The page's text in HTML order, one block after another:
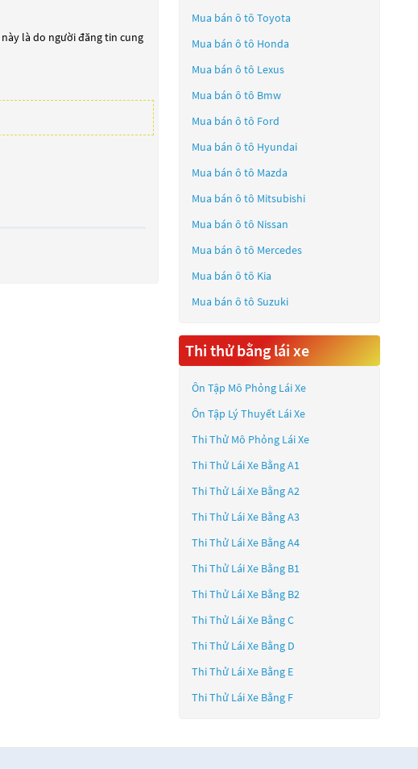
là do người đăng tin cung
Mua bán ô tô Toyota
Mua bán ô tô Honda
Mua bán ô tô Lexus
Mua bán ô tô Bmw
Mua bán ô tô Ford
Mua bán ô tô Hyundai
Mua bán ô tô Mazda
Mua bán ô tô Mitsubishi
Mua bán ô tô Nissan
Mua bán ô tô Mercedes
Mua bán ô tô Kia
Mua bán ô tô Suzuki
Thi thử bằng lái xe
Ôn Tập Mô Phỏng Lái Xe
Ôn Tập Lý Thuyết Lái Xe
Thi Thử Mô Phỏng Lái Xe
Thi Thử Lái Xe Bằng A1
Thi Thử Lái Xe Bằng A2
Thi Thử Lái Xe Bằng A3
Thi Thử Lái Xe Bằng A4
Thi Thử Lái Xe Bằng B1
Thi Thử Lái Xe Bằng B2
Thi Thử Lái Xe Bằng C
Thi Thử Lái Xe Bằng D
Thi Thử Lái Xe Bằng E
Thi Thử Lái Xe Bằng F